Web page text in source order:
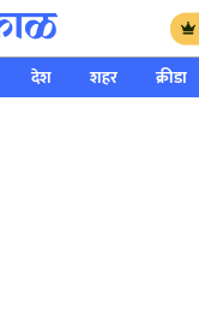
देश शहर क्रीडा